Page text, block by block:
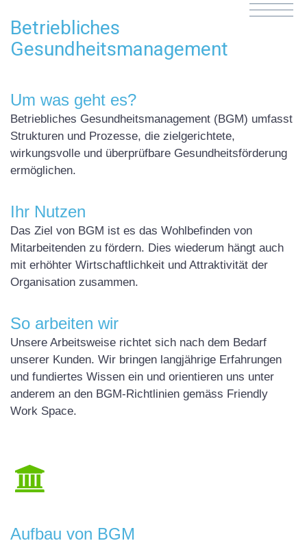
Betriebliches
Gesundheitsmanagement
Um was geht es?
Betriebliches Gesundheitsmanagement (BGM) umfasst
Strukturen und Prozesse, die zielgerichtete,
wirkungsvolle und überprüfbare Gesundheitsförderung
ermöglichen.
Ihr Nutzen
Das Ziel von BGM ist es das Wohlbefinden von
Mitarbeitenden zu fördern. Dies wiederum hängt auch
mit erhöhter Wirtschaftlichkeit und Attraktivität der
Organisation zusammen.
So arbeiten wir
Unsere Arbeitsweise richtet sich nach dem Bedarf
unserer Kunden. Wir bringen langjährige Erfahrungen
und fundiertes Wissen ein und orientieren uns unter
anderem an den BGM-Richtlinien gemäss Friendly
Work Space.
Aufbau von BGM